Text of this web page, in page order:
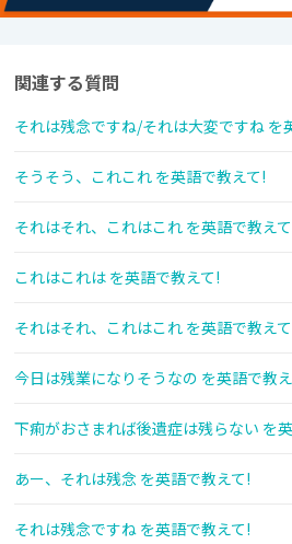
関連する質問
それは残念ですね/それは大変ですね を
そうそう、これこれ を英語で教えて!
それはそれ、これはこれ を英語で教え
これはこれは を英語で教えて!
それはそれ、これはこれ を英語で教え
今日は残業になりそうなの を英語で教
下痢がおさまれば後遺症は残らない を
あー、それは残念 を英語で教えて!
それは残念ですね を英語で教えて!